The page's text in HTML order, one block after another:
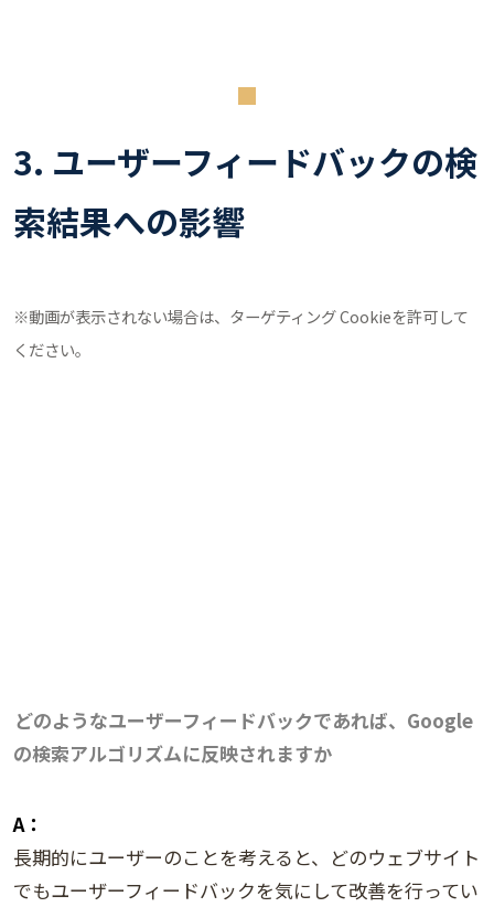
3. ユーザーフィードバックの検
索結果への影響
※動画が表示されない場合は、ターゲティング Cookieを許可して
ください。
どのようなユーザーフィードバックであれば、Google
の検索アルゴリズムに反映されますか
A：
長期的にユーザーのことを考えると、どのウェブサイト
でもユーザーフィードバックを気にして改善を行ってい